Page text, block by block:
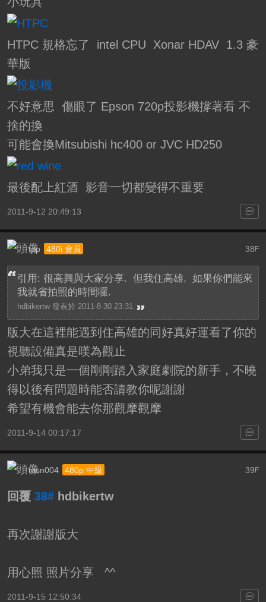
HTPC 規格忘了 intel CPU Xonar HDAV 1.3 豪
華版
不好意思 傷眼了 Epson 720p投影機撐著看 不
捨的換
可能會換Mitsubishi hc400 or JVC HD250
最後配上紅酒 影音一切都變得不重要
2011-9-12 20:49:13
38 F
tpp 480i 會員
引用: 很高興與大家分享. 但我住高雄. 如果你們能來
我就省拍照的時間囉.
hdbikertw 發表於 2011-8-30 23:31
版大在這裡能遇到住高雄的同好真好運看了你的
視聽設備真是嘆為觀止
小弟我只是一個剛剛踏入家庭劇院的新手，不曉
得以後有問題時能否請教你呢謝謝
希望有機會能去你那觀摩觀摩
2011-9-14 00:17:17
39 F
msn004 480p 中級
回覆 38# hdbikertw
再次謝謝版大
用心照 照片分享 ^^
2011-9-15 12:50:34